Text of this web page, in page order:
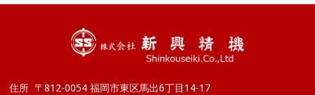
住所 〒812-0054 福岡市東区馬出6丁目14-17